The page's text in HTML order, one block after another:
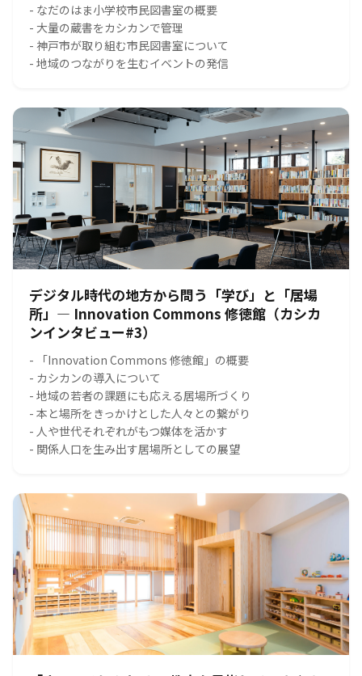
- なだのはま小学校市民図書室の概要
- 大量の蔵書をカシカンで管理
- 神戸市が取り組む市民図書室について
- 地域のつながりを生むイベントの発信
デジタル時代の地方から問う「学び」と「居場
所」― Innovation Commons 修徳館（カシカ
ンインタビュー#3）
- 「Innovation Commons 修徳館」の概要
- カシカンの導入について
- 地域の若者の課題にも応える居場所づくり
- 本と場所をきっかけとした人々との繋がり
- 人や世代それぞれがもつ媒体を活かす
- 関係人口を生み出す居場所としての展望